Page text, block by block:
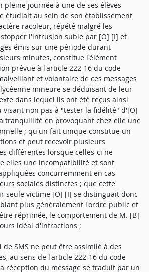
pleine journée à une de ses élèves
étudiait au sein de son établissement
racoleur, répété malgré les
l'intrusion subie par [O] [I] et
émis sur une période durant
minutes, constitue l'élément
prévue à l'article 222-16 du code
et volontaire de ces messages
mineure se déduisant de leur
dans lequel ils ont été reçus ainsi
visant non pas à "tester la fidélité" d'[O]
tranquillité en provoquant chez elle une
; qu'un fait unique constitue un
et peut recevoir plusieurs
différentes lorsque celles-ci ne
elles une incompatibilité et sont
concurremment en cas
sociales distinctes ; que cette
seule victime [O] [I] se distinguait donc
plus généralement l'ordre public et
réprimée, le comportement de M. [B]
idéal d'infractions ;
de SMS ne peut être assimilé à des
au sens de l'article 222-16 du code
réception du message se traduit par un